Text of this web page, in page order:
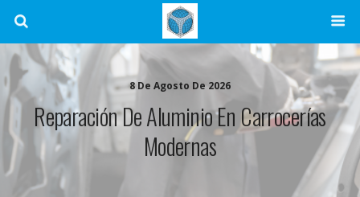
8 De Agosto De 2026
Reparación De Aluminio En Carrocerías
Modernas